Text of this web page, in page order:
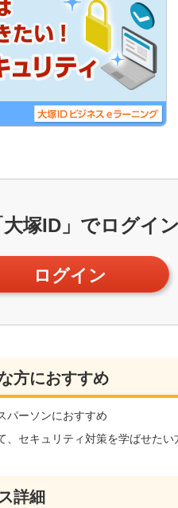
大塚ID」でログイ
ログイン
方におすすめ
パーソンにおすすめ
、セキュリティ対策を学ばせたい
詳細